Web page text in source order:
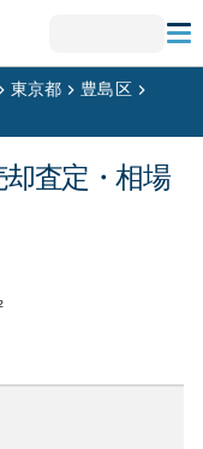
東京都
豊島区
却査定・相場